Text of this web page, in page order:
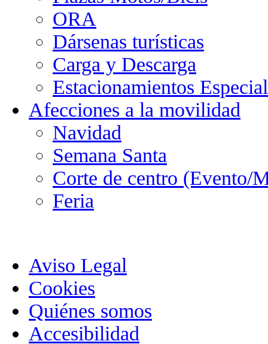
ORA
Dársenas turísticas
Carga y Descarga
Estacionamientos
Afecciones a la movilidad
Navidad
Semana Santa
Corte de centro (Evento/
Feria
Aviso Legal
Cookies
Quiénes somos
Accesibilidad